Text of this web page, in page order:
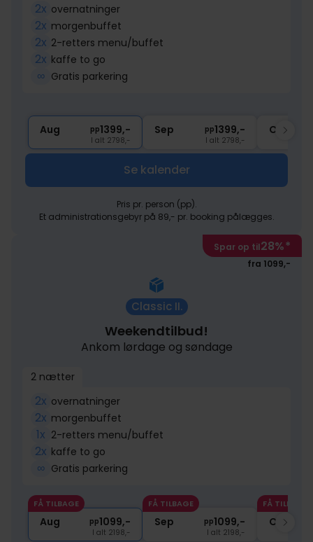
2x overnatninger
2x morgenbuffet
2x 2-retters menu/buffet
2x kaffe to go
∞ Gratis parkering
Aug pp1399,-
I alt 2798,-
Sep pp1399,-
I alt 2798,-
Okt
Se kalender
Pris pr. person (pp).
Et administrationsgebyr på 89,- pr. booking pålægges.
Spar op til28%*
fra 1099,-
Classic II.
Weekendtilbud!
Ankom lørdage og søndage
2 nætter
2x overnatninger
2x morgenbuffet
1x 2-retters menu/buffet
2x kaffe to go
∞ Gratis parkering
FÅ TILBAGE
Aug pp1099,-
I alt 2198,-
FÅ TILBAGE
Sep pp1099,-
I alt 2198,-
FÅ TILBAGE
Okt